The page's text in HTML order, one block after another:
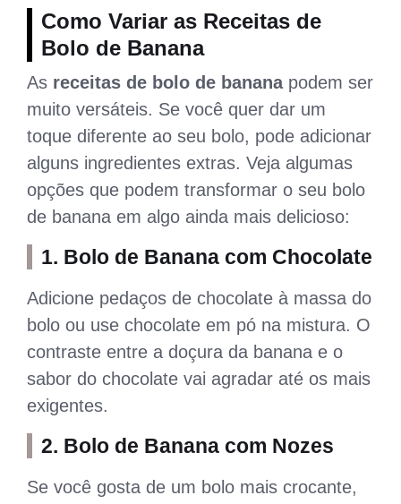
Como Variar as Receitas de
Bolo de Banana
As receitas de bolo de bananapodem ser
muito versáteis. Se você quer dar um
toque diferente ao seu bolo, pode adicionar
alguns ingredientes extras. Veja algumas
opções que podem transformar o seu bolo
de banana em algo ainda mais delicioso:
1. Bolo de Banana com Chocolate
Adicione pedaços de chocolate à massa do
bolo ou use chocolate em pó na mistura. O
contraste entre a doçura da banana e o
sabor do chocolate vai agradar até os mais
exigentes.
2. Bolo de Banana com Nozes
Se você gosta de um bolo mais crocante,